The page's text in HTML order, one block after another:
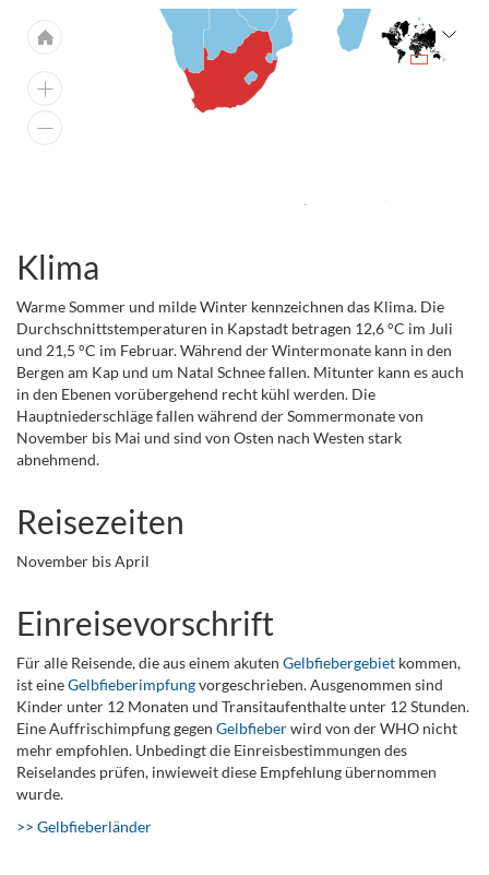
Klima
Warme Sommer und milde Winter kennzeichnen das Klima. Die
Durchschnittstemperaturen in Kapstadt betragen 12,6 °C im Juli
und 21,5 °C im Februar. Während der Wintermonate kann in den
Bergen am Kap und um Natal Schnee fallen. Mitunter kann es auch
in den Ebenen vorübergehend recht kühl werden. Die
Hauptniederschläge fallen während der Sommermonate von
November bis Mai und sind von Osten nach Westen stark
abnehmend.
Reisezeiten
November bis April
Einreisevorschrift
Für alle Reisende, die aus einem akuten Gelbfiebergebiet kommen,
ist eineGelbfieberimpfungvorgeschrieben. Ausgenommen sind
Kinder unter 12 Monaten und Transitaufenthalte unter 12 Stunden.
Eine Auffrischimpfung gegen Gelbfieberwird von der WHO nicht
mehr empfohlen. Unbedingt die Einreisbestimmungen des
Reiselandes prüfen, inwieweit diese Empfehlung übernommen
wurde.
>> Gelbfieberländer